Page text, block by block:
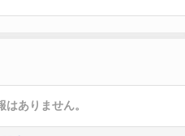
ありません。